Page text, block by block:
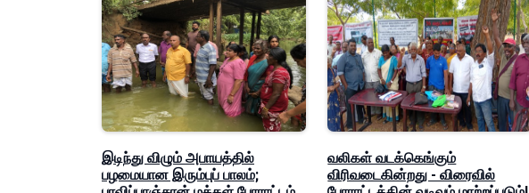
இடிந்து விழும் அபாயத்தில்
பழமையான இரும்புப் பாலம்;
வலிகள் வடக்கெங்கும்
விரிவடைகின்றது - விரைவில்